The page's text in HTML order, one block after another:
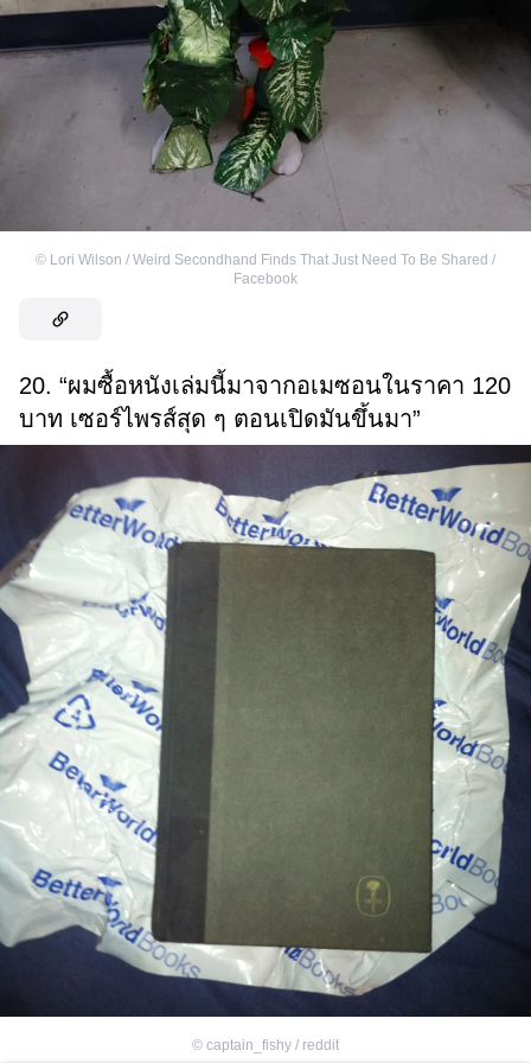
© Lori Wilson / Weird Secondhand Finds That Just Need To Be Shared /
Facebook
20. “ผมซื้อหนังเล่มนี้มาจากอเมซอนในราคา 120
บาท เซอร์ไพรส์สุด ๆ ตอนเปิดมันขึ้นมา”
© captain_fishy / reddit